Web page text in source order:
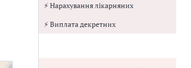
⚡ Нарахування лікарняних
⚡ Виплата декретних